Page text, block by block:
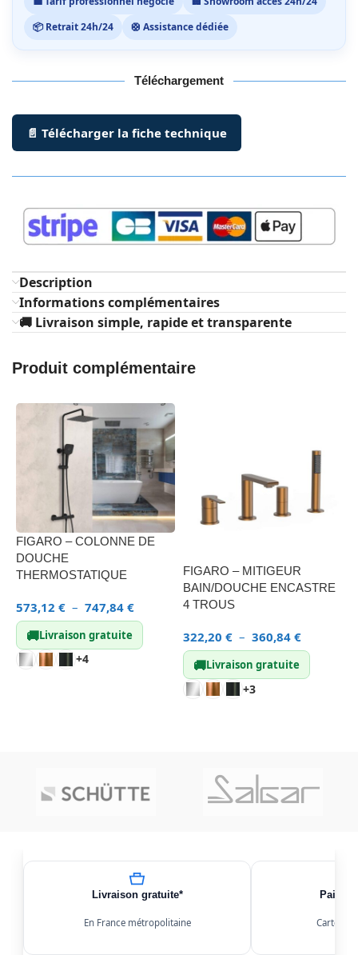
📦 Retrait 24h/24
🛟 Assistance dédiée
Téléchargement
📄 Télécharger la fiche technique
Description
Informations complémentaires
🚚 Livraison simple, rapide et transparente
Produit complémentaire
FIGARO – COLONNE DE
DOUCHE
THERMOSTATIQUE
573,12 € – 747,84 €
🚚Livraison gratuite
+4
FIGARO – MITIGEUR
BAIN/DOUCHE ENCASTRE
4 TROUS
322,20 € – 360,84 €
🚚Livraison gratuite
+3
Livraison gratuite*
En France métropolitaine Carte,